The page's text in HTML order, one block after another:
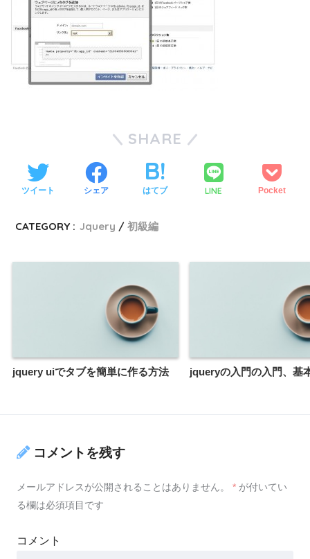
SHARE
ツイート シェア はてブ LINE Pocket
CATEGORY : Jquery 初級編
jquery uiでタブを簡単に作る方法 jqueryの入門の入門、基
コメントを残す
メールアドレスが公開されることはありません。 * が付いてい
る欄は必須項目です
コメント